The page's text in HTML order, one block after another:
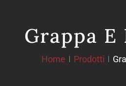
Grappa E
Home Prodotti